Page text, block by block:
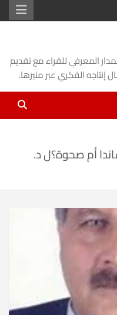
المعرفي للقراء مع تقديم
الفكري عبر منبرها.
أم صحوة؟ل د.